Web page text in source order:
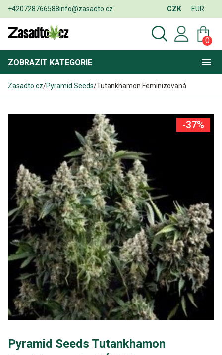
+420728766588info@zasadto.cz CZK EUR
0
ZOBRAZIT KATEGORIE
Zasadto.cz/Pyramid Seeds/Tutankhamon Feminizovaná
Pyramid Seeds Tutankhamon
-37%